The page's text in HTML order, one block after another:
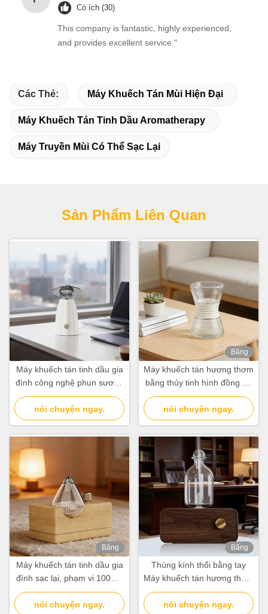
Có ích (30)
This company is fantastic, highly experienced,
and provides excellent service."
Các Thẻ: Máy Khuếch Tán Mùi Hiện Đại
Máy Khuếch Tán Tinh Dầu Aromatherapy
Máy Truyền Mùi Có Thể Sạc Lại
Sản Phẩm Liên Quan
Máy khuếch tán tinh dầu gia
đình công nghệ phun sương
không nước, thiết kế hiện đại
tối giản
nói chuyện ngay.
Băng
Máy khuếch tán hương thơm
bằng thủy tinh hình đồng hồ
cát dùng cho gia đình, văn
phòng màu trắng
nói chuyện ngay.
Băng
Máy khuếch tán tinh dầu gia
đình sạc lại, phạm vi 100m³,
có điều khiển đèn độc lập
nói chuyện ngay.
Băng
Thùng kính thổi bằng tay
Máy khuếch tán hương thơm
với bảo quản hạt gỗ tự nhiên
nói chuyện ngay.